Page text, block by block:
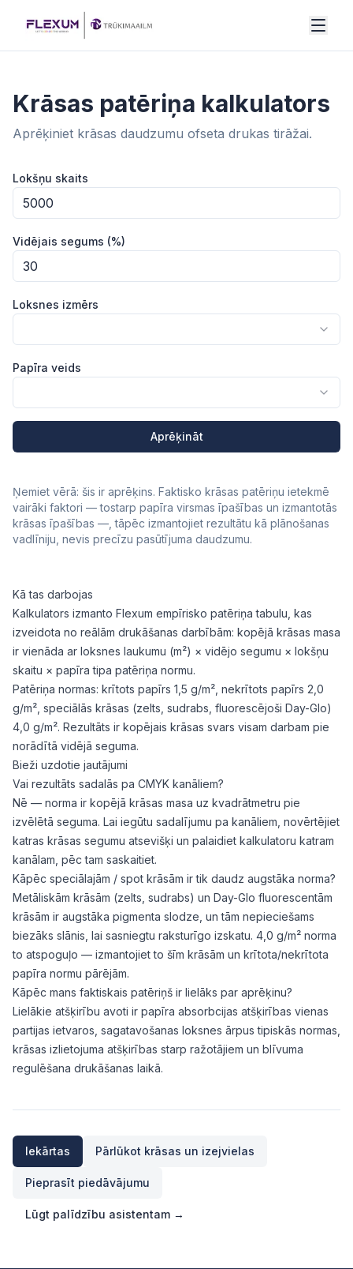
Pāriet uz saturu
Krāsas patēriņa kalkulators
Aprēķiniet krāsas daudzumu ofseta drukas tirāžai.
Lokšņu skaits
Vidējais segums (%)
Loksnes izmērs
Papīra veids
Aprēķināt
Ņemiet vērā: šis ir aprēķins. Faktisko krāsas patēriņu ietekmē
vairāki faktori — tostarp papīra virsmas īpašības un izmantotās
krāsas īpašības —, tāpēc izmantojiet rezultātu kā plānošanas
vadlīniju, nevis precīzu pasūtījuma daudzumu.
Kā tas darbojas
Kalkulators izmanto Flexum empīrisko patēriņa tabulu, kas
izveidota no reālām drukāšanas darbībām: kopējā krāsas masa
ir vienāda ar loksnes laukumu (m²) × vidējo segumu × lokšņu
skaitu × papīra tipa patēriņa normu.
Patēriņa normas: krītots papīrs 1,5 g/m², nekrītots papīrs 2,0
g/m², speciālās krāsas (zelts, sudrabs, fluorescējoši Day-Glo)
4,0 g/m². Rezultāts ir kopējais krāsas svars visam darbam pie
norādītā vidējā seguma.
Bieži uzdotie jautājumi
Vai rezultāts sadalās pa CMYK kanāliem?
Nē — norma ir kopējā krāsas masa uz kvadrātmetru pie
izvēlētā seguma. Lai iegūtu sadalījumu pa kanāliem, novērtējiet
katras krāsas segumu atsevišķi un palaidiet kalkulatoru katram
kanālam, pēc tam saskaitiet.
Kāpēc speciālajām / spot krāsām ir tik daudz augstāka norma?
Metāliskām krāsām (zelts, sudrabs) un Day-Glo fluorescentām
krāsām ir augstāka pigmenta slodze, un tām nepieciešams
biezāks slānis, lai sasniegtu raksturīgo izskatu. 4,0 g/m² norma
to atspoguļo — izmantojiet to šīm krāsām un krītota/nekrītota
papīra normu pārējām.
Kāpēc mans faktiskais patēriņš ir lielāks par aprēķinu?
Lielākie atšķirību avoti ir papīra absorbcijas atšķirības vienas
partijas ietvaros, sagatavošanas loksnes ārpus tipiskās normas,
krāsas izlietojuma atšķirības starp ražotājiem un blīvuma
regulēšana drukāšanas laikā.
Iekārtas Pārlūkot krāsas un izejvielas
Pieprasīt piedāvājumu
Lūgt palīdzību asistentam →